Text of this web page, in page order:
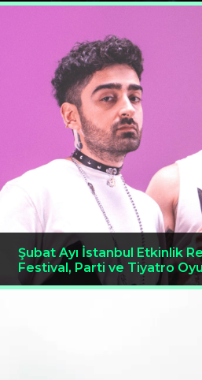
Şubat Ayı İstanbul Etkinlik
Festival, Parti ve Tiyatro